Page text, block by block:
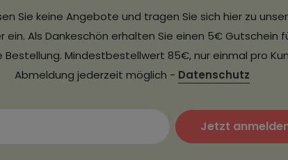
Sie keine Angebote und tragen Sie sich hier zu
ein. Als Dankeschön erhalten Sie einen 5€ Gutschein
Bestellung. Mindestbestellwert 85€, nur einmal pro
Abmeldung jederzeit möglich - Datenschutz
Jetzt